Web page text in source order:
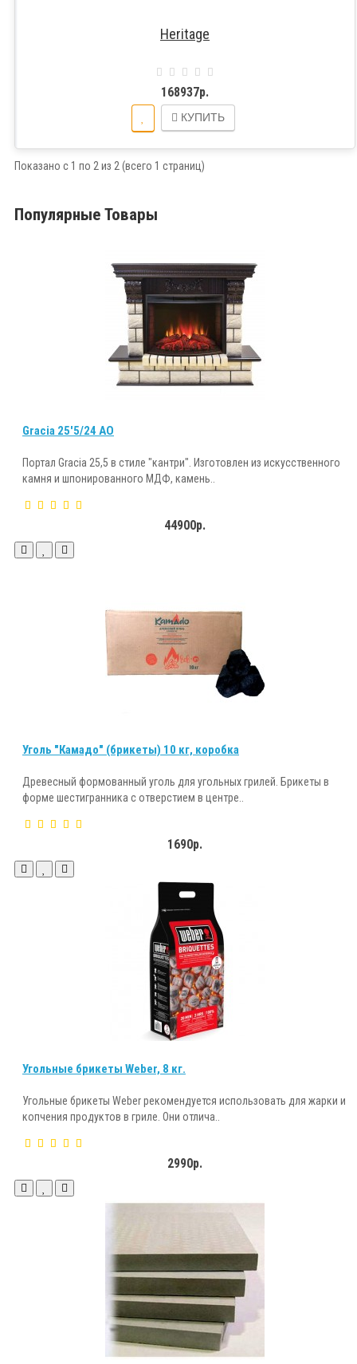
Heritage
168937р.
КУПИТЬ
Показано с 1 по 2 из 2 (всего 1 страниц)
Популярные Товары
Gracia 25'5/24 AO
Портал Gracia 25,5 в стиле "кантри". Изготовлен из искусственного
камня и шпонированного МДФ, камень..
44900р.
Уголь "Камадо" (брикеты) 10 кг, коробка
Древесный формованный уголь для угольных грилей. Брикеты в
форме шестигранника с отверстием в центре..
1690р.
Угольные брикеты Weber, 8 кг.
Угольные брикеты Weber рекомендуется использовать для жарки и
копчения продуктов в гриле. Они отлича..
2990р.